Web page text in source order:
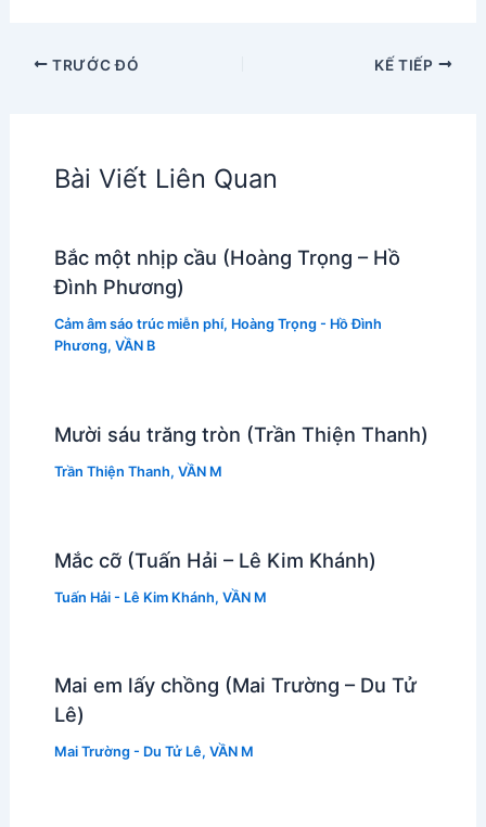
TRƯỚC ĐÓ KẾ TIẾP
Bài Viết Liên Quan
Bắc một nhịp cầu (Hoàng Trọng – Hồ
Đình Phương)
Cảm âm sáo trúc miễn phí, Hoàng Trọng - Hồ Đình
Phương, VẦN B
Mười sáu trăng tròn (Trần Thiện Thanh)
Trần Thiện Thanh, VẦN M
Mắc cỡ (Tuấn Hải – Lê Kim Khánh)
Tuấn Hải - Lê Kim Khánh, VẦN M
Mai em lấy chồng (Mai Trường – Du Tử
Lê)
Mai Trường - Du Tử Lê, VẦN M